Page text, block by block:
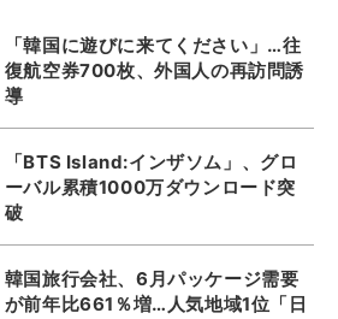
「韓国に遊びに来てください」…往
復航空券700枚、外国人の再訪問誘
導
「BTS Island:インザソム」、グロ
ーバル累積1000万ダウンロード突
破
韓国旅行会社、6月パッケージ需要
が前年比661％増…人気地域1位「日